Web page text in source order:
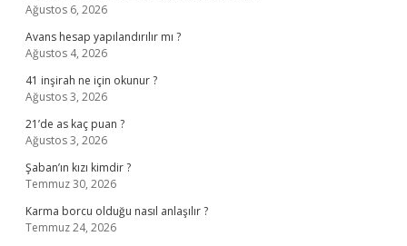
Ağustos 6, 2026
Avans hesap yapılandırılır mı ?
Ağustos 4, 2026
41 inşirah ne için okunur ?
Ağustos 3, 2026
21’de as kaç puan ?
Ağustos 3, 2026
Şaban’ın kızı kimdir ?
Temmuz 30, 2026
Karma borcu olduğu nasıl anlaşılır ?
Temmuz 24, 2026